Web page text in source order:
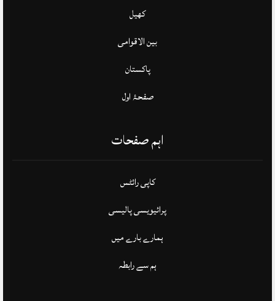
کھیل
بین الاقوامی
پاکستان
صفحۂ اول
اہم صفحات
کاپی رائٹس
پرائیویسی پالیسی
ہمارے بارے میں
ہم سے رابطہ